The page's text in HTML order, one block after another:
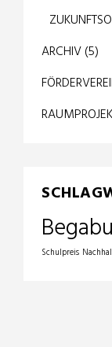
ARCHIV(5)
Schulpreis